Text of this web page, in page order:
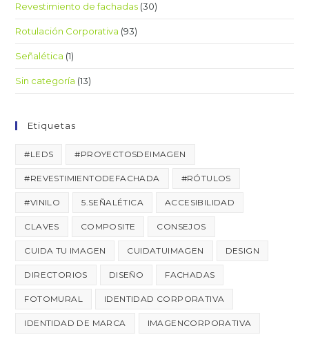
Revestimiento de fachadas (30)
Rotulación Corporativa (93)
Señalética (1)
Sin categoría (13)
Etiquetas
#LEDS #PROYECTOSDEIMAGEN
#REVESTIMIENTODEFACHADA #RÓTULOS
#VINILO 5.SEÑALÉTICA ACCESIBILIDAD
CLAVES COMPOSITE CONSEJOS
CUIDA TU IMAGEN CUIDATUIMAGEN DESIGN
DIRECTORIOS DISEÑO FACHADAS
FOTOMURAL IDENTIDAD CORPORATIVA
IDENTIDAD DE MARCA IMAGENCORPORATIVA